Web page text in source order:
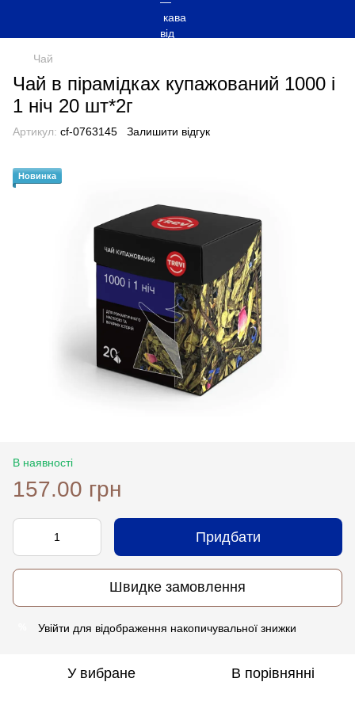
Чай
Чай в пірамідках купажований 1000 і
1 ніч 20 шт*2г
Артикул: cf-0763145 Залишити відгук
Новинка
В наявності
157.00 грн
Придбати
Швидке замовлення
Увійти для відображення накопичувальної знижки
У вибране В порівнянні